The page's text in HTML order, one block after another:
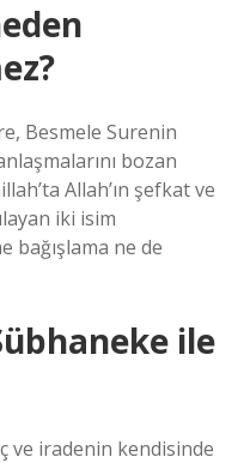
Besmele Surenin
bozan
Allah’ın şefkat ve
iki isim
bağışlama ne de
ile
ve iradenin kendisinde